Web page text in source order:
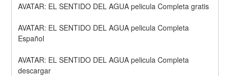
AVATAR: EL SENTIDO DEL AGUA pelicula Completa gratis
AVATAR: EL SENTIDO DEL AGUA pelicula Completa
Español
AVATAR: EL SENTIDO DEL AGUA pelicula Completa
descargar